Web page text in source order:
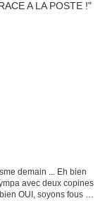
demain ... Eh bien
avec deux copines
OUI, soyons fous et